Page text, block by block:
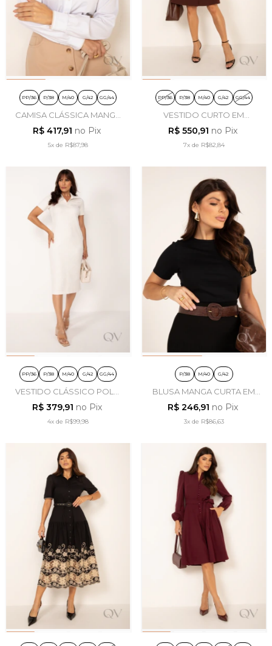
PP/36 P/38 M/40 G/42 GG/44
CAMISA CLÁSSICA MANGA
LONGA EM TRICOLINE
BRANCO - LEKAZIS
R$ 417,91 no Pix
5x de R$87,98
PP/36 P/38 M/40 G/42 GG/44
VESTIDO CURTO EM
ALFAIATARIA MARROM -
LEKAZIS
R$ 550,91 no Pix
7xde R$82,84
PP/36 P/38 M/40 G/42 GG/44
VESTIDO CLÁSSICO POLO
EM MOLETINHO CRU -
LEKAZIS
R$ 379,91 no Pix
4x de R$99,98
P/38 M/40 G/42
BLUSA MANGA CURTA EM
TRICOT PRETO - LEKAZIS
R$ 246,91 no Pix
3xde R$86,63